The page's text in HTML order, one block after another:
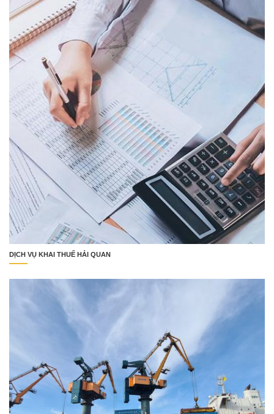
DỊCH VỤ KHAI THUẾ HẢI QUAN